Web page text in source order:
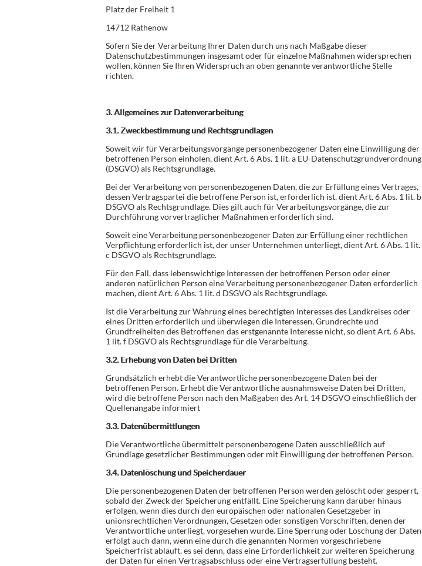
Platz der Freiheit 1
14712 Rathenow
Sofern Sie der Verarbeitung Ihrer Daten durch uns nach Maßgabe dieser
Datenschutzbestimmungen insgesamt oder für einzelne Maßnahmen widersprechen
wollen, können Sie Ihren Widerspruch an oben genannte verantwortliche Stelle
richten.
3. Allgemeines zur Datenverarbeitung
3.1. Zweckbestimmung und Rechtsgrundlagen
Soweit wir für Verarbeitungsvorgänge personenbezogener Daten eine Einwilligung der
betroffenen Person einholen, dient Art. 6 Abs. 1 lit. a EU-Datenschutzgrundverordnung
(DSGVO) als Rechtsgrundlage.
Bei der Verarbeitung von personenbezogenen Daten, die zur Erfüllung eines Vertrages,
dessen Vertragspartei die betroffene Person ist, erforderlich ist, dient Art. 6 Abs. 1 lit. b
DSGVO als Rechtsgrundlage. Dies gilt auch für Verarbeitungsvorgänge, die zur
Durchführung vorvertraglicher Maßnahmen erforderlich sind.
Soweit eine Verarbeitung personenbezogener Daten zur Erfüllung einer rechtlichen
Verpflichtung erforderlich ist, der unser Unternehmen unterliegt, dient Art. 6 Abs. 1 lit.
c DSGVO als Rechtsgrundlage.
Für den Fall, dass lebenswichtige Interessen der betroffenen Person oder einer
anderen natürlichen Person eine Verarbeitung personenbezogener Daten erforderlich
machen, dient Art. 6 Abs. 1 lit. d DSGVO als Rechtsgrundlage.
Ist die Verarbeitung zur Wahrung eines berechtigten Interesses des Landkreises oder
eines Dritten erforderlich und überwiegen die Interessen, Grundrechte und
Grundfreiheiten des Betroffenen das erstgenannte Interesse nicht, so dient Art. 6 Abs.
1 lit. f DSGVO als Rechtsgrundlage für die Verarbeitung.
3.2. Erhebung von Daten bei Dritten
Grundsätzlich erhebt die Verantwortliche personenbezogene Daten bei der
betroffenen Person. Erhebt die Verantwortliche ausnahmsweise Daten bei Dritten,
wird die betroffene Person nach den Maßgaben des Art. 14 DSGVO einschließlich der
Quellenangabe informiert
3.3. Datenübermittlungen
Die Verantwortliche übermittelt personenbezogene Daten ausschließlich auf
Grundlage gesetzlicher Bestimmungen oder mit Einwilligung der betroffenen Person.
3.4. Datenlöschung und Speicherdauer
Die personenbezogenen Daten der betroffenen Person werden gelöscht oder gesperrt,
sobald der Zweck der Speicherung entfällt. Eine Speicherung kann darüber hinaus
erfolgen, wenn dies durch den europäischen oder nationalen Gesetzgeber in
unionsrechtlichen Verordnungen, Gesetzen oder sonstigen Vorschriften, denen der
Verantwortliche unterliegt, vorgesehen wurde. Eine Sperrung oder Löschung der Daten
erfolgt auch dann, wenn eine durch die genannten Normen vorgeschriebene
Speicherfrist abläuft, es sei denn, dass eine Erforderlichkeit zur weiteren Speicherung
der Daten für einen Vertragsabschluss oder eine Vertragserfüllung besteht.